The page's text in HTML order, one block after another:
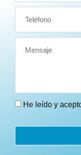
He leído y